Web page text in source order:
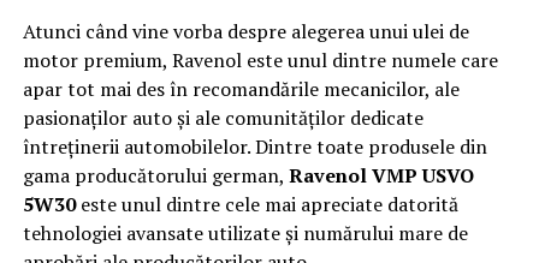
Atunci când vine vorba despre alegerea unui ulei de
motor premium, Ravenol este unul dintre numele care
apar tot mai des în recomandările mecanicilor, ale
pasionaților auto și ale comunităților dedicate
întreținerii automobilelor. Dintre toate produsele din
gama producătorului german, Ravenol VMP USVO
5W30este unul dintre cele mai apreciate datorită
tehnologiei avansate utilizate și numărului mare de